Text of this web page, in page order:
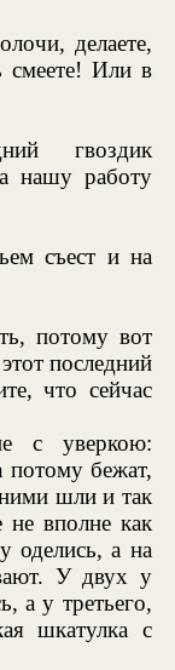
делаете,
смеете! Или в
гвоздик
нашу работу
съест и на
потому вот
последний
что сейчас
с уверкою:
потому бежат,
ними шли и так
вполне как
оделись, а на
У двух у
а у третьего,
шкатулка с